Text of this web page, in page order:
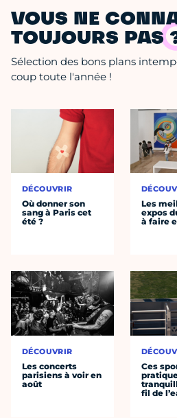
VOUS NE
TOUJOURS PAS
Sélection des bons plans
coup toute l'année !
DÉCOUVRIR
Où donner son
sang à Paris cet
été ?
DÉCOUVRIR
Les concerts
parisiens à voir en
août
Les
expos
à faire
Ces
fil de